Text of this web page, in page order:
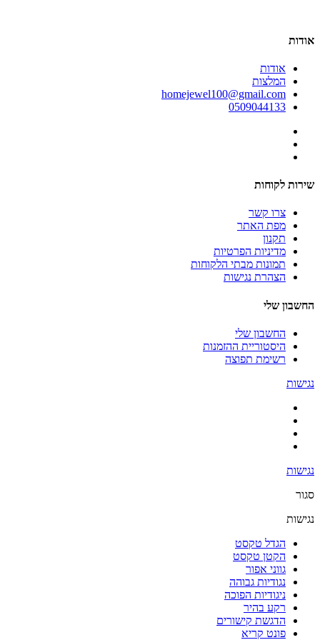
אודות
אודות
המלצות
homejewel100@gmail.com
0509044133
שירות לקוחות
צרו קשר
מפת האתר
תקנון
מדיניות הפרטיות
תמונות מבתי הלקוחות
הצהרת נגישות
החשבון שלי
החשבון שלי
היסטוריית ההזמנות
רשימת תפוצה
נגישות
נגישות
סגור
נגישות
הגדל טקסט
הקטן טקסט
גווני אפור
נגודיות גבוהה
ניגודיות הפוכה
רקע בהיר
הדגשת קישורים
פונט קריא